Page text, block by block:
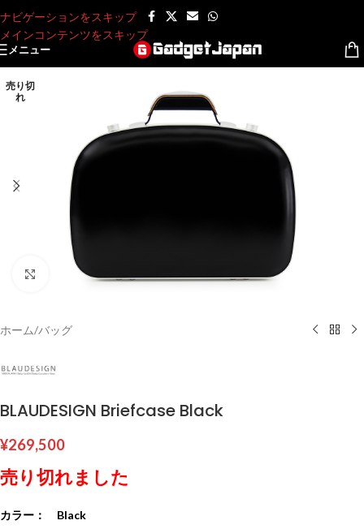
ナビゲーションをスキップ
メインコンテンツをスキップ
メニュー
売り切
れ
クリックして拡大
ホーム/バッグ
BLAUDESIGN Briefcase Black
¥269,500
売り切れました
カラー： Black